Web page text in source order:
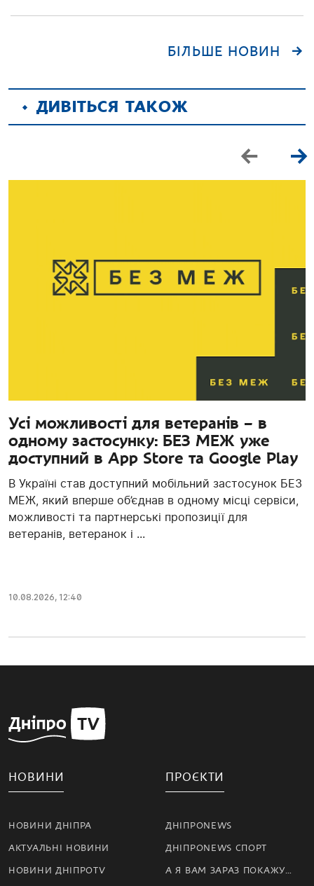
БІЛЬШЕ НОВИН
ДИВІТЬСЯ ТАКОЖ
Усі можливості для ветеранів – в
одному застосунку: БЕЗ МЕЖ уже
доступний в App Store та Google Play
В Україні став доступний мобільний застосунок БЕЗ
МЕЖ, який вперше об’єднав в одному місці сервіси,
можливості та партнерські пропозиції для
ветеранів, ветеранок і ...
10.08.2026, 12:40
НОВИНИ
НОВИНИ ДНІПРА
АКТУАЛЬНІ НОВИНИ
НОВИНИ ДНІПРОTV
ПРОЄКТИ
ДНІПРОNEWS
ДНІПРОNEWS СПОРТ
А Я ВАМ ЗАРАЗ ПОКАЖУ…